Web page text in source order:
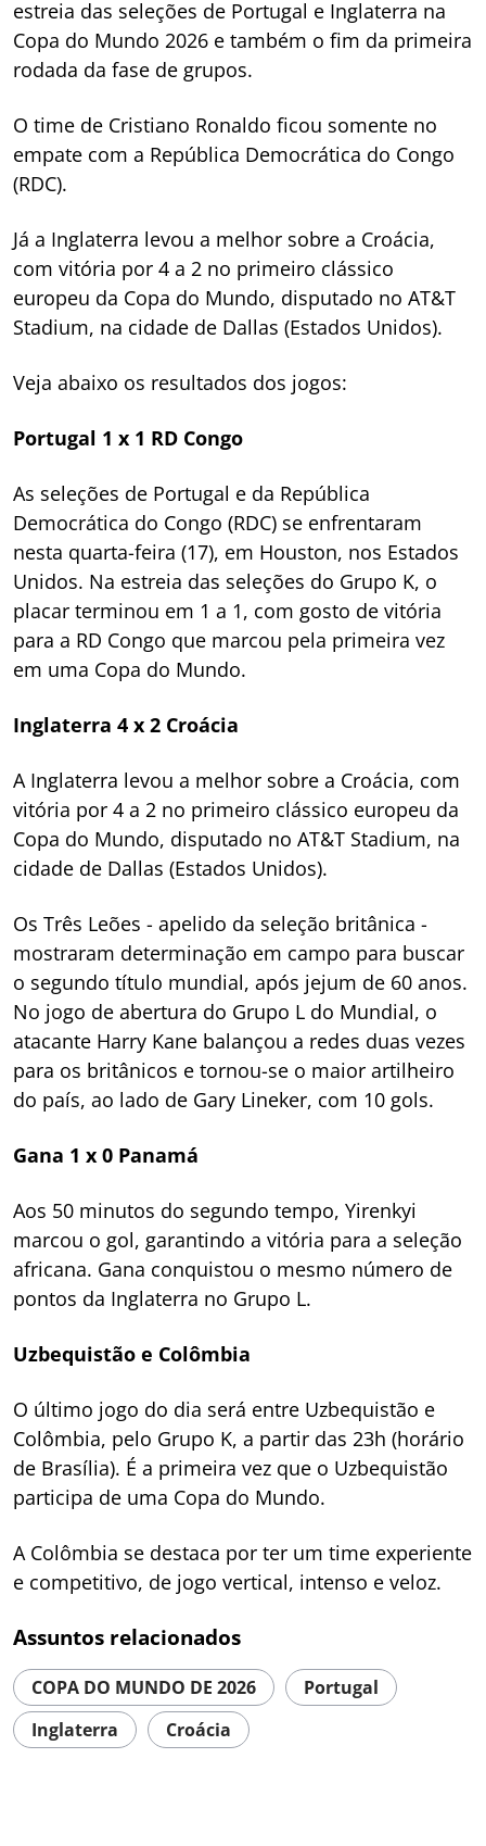
estreia das seleções de Portugal e Inglaterra na
Copa do Mundo 2026 e também o fim da primeira
rodada da fase de grupos.
O time de Cristiano Ronaldo ficou somente no
empate com a República Democrática do Congo
(RDC).
Já a Inglaterra levou a melhor sobre a Croácia,
com vitória por 4 a 2 no primeiro clássico
europeu da Copa do Mundo, disputado no AT&T
Stadium, na cidade de Dallas (Estados Unidos).
Veja abaixo os resultados dos jogos:
Portugal 1 x 1 RD Congo
As seleções de Portugal e da República
Democrática do Congo (RDC) se enfrentaram
nesta quarta-feira (17), em Houston, nos Estados
Unidos. Na estreia das seleções do Grupo K, o
placar terminou em 1 a 1, com gosto de vitória
para a RD Congo que marcou pela primeira vez
em uma Copa do Mundo.
Inglaterra 4 x 2 Croácia
A Inglaterra levou a melhor sobre a Croácia, com
vitória por 4 a 2 no primeiro clássico europeu da
Copa do Mundo, disputado no AT&T Stadium, na
cidade de Dallas (Estados Unidos).
Os Três Leões - apelido da seleção britânica -
mostraram determinação em campo para buscar
o segundo título mundial, após jejum de 60 anos.
No jogo de abertura do Grupo L do Mundial, o
atacante Harry Kane balançou a redes duas vezes
para os britânicos e tornou-se o maior artilheiro
do país, ao lado de Gary Lineker, com 10 gols.
Gana 1 x 0 Panamá
Aos 50 minutos do segundo tempo, Yirenkyi
marcou o gol, garantindo a vitória para a seleção
africana. Gana conquistou o mesmo número de
pontos da Inglaterra no Grupo L.
Uzbequistão e Colômbia
O último jogo do dia será entre Uzbequistão e
Colômbia, pelo Grupo K, a partir das 23h (horário
de Brasília). É a primeira vez que o Uzbequistão
participa de uma Copa do Mundo.
A Colômbia se destaca por ter um time experiente
e competitivo, de jogo vertical, intenso e veloz.
Assuntos relacionados
COPA DO MUNDO DE 2026
Portugal
Inglaterra
Croácia